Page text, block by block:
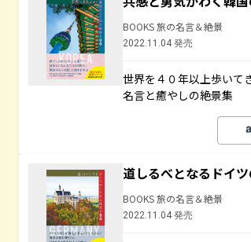
BOOKS 旅の名言＆絶景
2022.11.04 発売
世界を４０年以上歩いて
名言と癒やしの絶景集
道しるべとなるドイ
BOOKS 旅の名言＆絶景
2022.11.04 発売